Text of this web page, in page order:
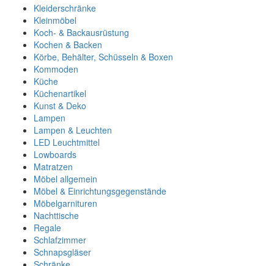
Kleiderschränke
Kleinmöbel
Koch- & Backausrüstung
Kochen & Backen
Körbe, Behälter, Schüsseln & Boxen
Kommoden
Küche
Küchenartikel
Kunst & Deko
Lampen
Lampen & Leuchten
LED Leuchtmittel
Lowboards
Matratzen
Möbel allgemein
Möbel & Einrichtungsgegenstände
Möbelgarnituren
Nachttische
Regale
Schlafzimmer
Schnapsgläser